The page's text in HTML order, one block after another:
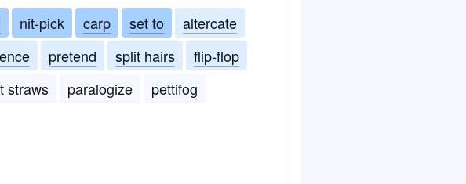
nit-pick carp set to
altercate
pretend split hairs
flip-flop
straws paralogize
pettifog